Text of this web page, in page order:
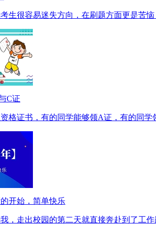
很容易迷失方向，在刷题方面更是苦恼
C证
证书，有的同学能够领A证，有的同学
开始，简单快乐
走出校园的第二天就直接奔赴到了工作